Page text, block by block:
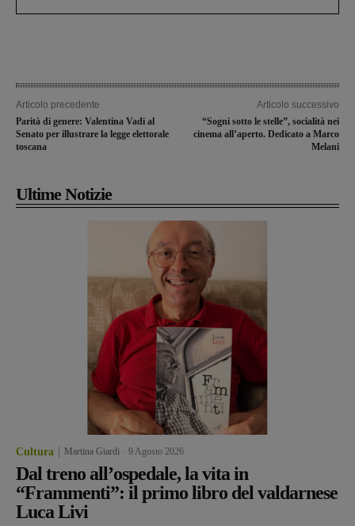
Articolo precedente
Parità di genere: Valentina Vadi al
Senato per illustrare la legge elettorale
toscana
Articolo successivo
“Sogni sotto le stelle”, socialità nei
cinema all’aperto. Dedicato a Marco
Melani
Ultime Notizie
Cultura Martina Giardi 9 Agosto 2026
Dal treno all’ospedale, la vita in
“Frammenti”: il primo libro del valdarnese
Luca Livi